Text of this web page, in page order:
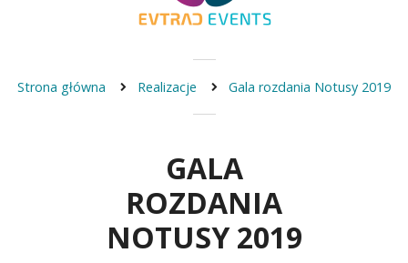
Strona główna Realizacje Gala rozdania Notusy 2019
GALA
ROZDANIA
NOTUSY 2019